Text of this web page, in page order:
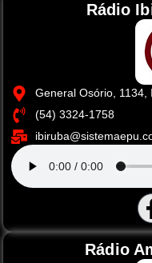
Rádio
General Osório, 1134,
(54) 3324-1758
Rádio